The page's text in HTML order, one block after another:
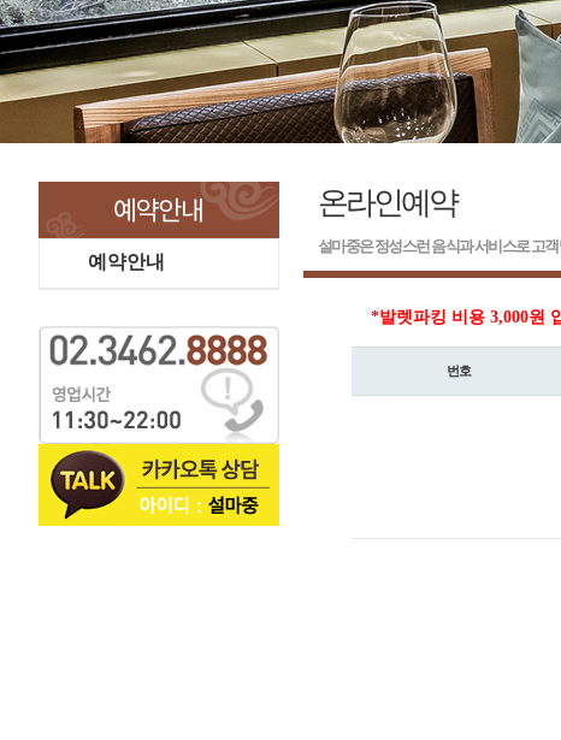
예약안내
온라인예약
설마중은 정성스런 음식과 서비스로 고
*발렛파킹 비용 3,000원
번호